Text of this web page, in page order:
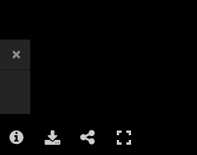
×